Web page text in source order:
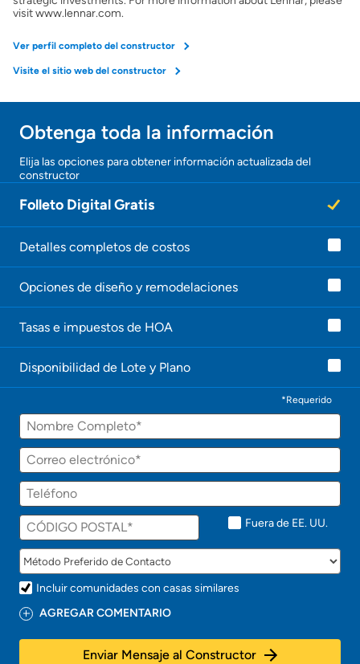
visit www.lennar.com.
Ver perfil completo del constructor
Visite el sitio web del constructor
Obtenga toda la información
Elija las opciones para obtener información actualizada del
constructor
Folleto Digital Gratis
Detalles completos de costos
Opciones de diseño y remodelaciones
Tasas e impuestos de HOA
Disponibilidad de Lote y Plano
*Requerido
Fuera de EE. UU.
Incluir comunidades con casas similares
AGREGAR COMENTARIO
Enviar Mensaje al Constructor